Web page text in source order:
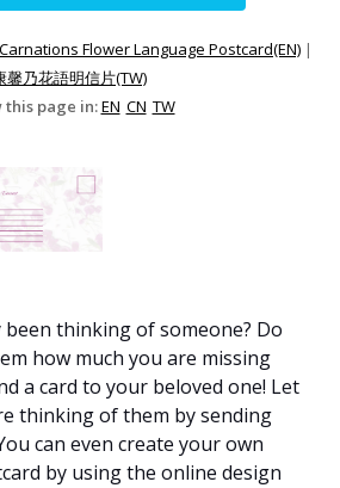
Carnations Flower Language Postcard(EN) |
馨乃花語明信片(TW)
this page in:EN CN TW
been thinking of someone? Do
how much you are missing
a card to your beloved one! Let
thinking of them by sending
can even create your own
by using the online design